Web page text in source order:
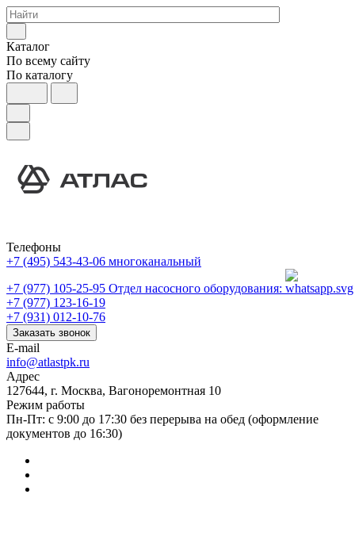
Каталог
По всему сайту
По каталогу
Телефоны
+7 (495) 543-43-06 многоканальный
+7 (977) 105-25-95 Отдел насосного оборудования:
+7 (977) 123-16-19
+7 (931) 012-10-76
Заказать звонок
E-mail
info@atlastpk.ru
Адрес
127644, г. Москва, Вагоноремонтная 10
Режим работы
Пн-Пт: с 9:00 до 17:30 без перерыва на обед (оформление
документов до 16:30)